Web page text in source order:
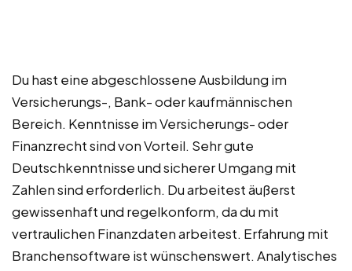
Du hast eine abgeschlossene Ausbildung im
Versicherungs-, Bank- oder kaufmännischen
Bereich. Kenntnisse im Versicherungs- oder
Finanzrecht sind von Vorteil. Sehr gute
Deutschkenntnisse und sicherer Umgang mit
Zahlen sind erforderlich. Du arbeitest äußerst
gewissenhaft und regelkonform, da du mit
vertraulichen Finanzdaten arbeitest. Erfahrung mit
Branchensoftware ist wünschenswert. Analytisches